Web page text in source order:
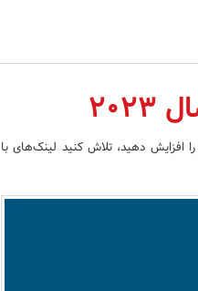
افزایش دهید، تلاش کنید لینک‌های با